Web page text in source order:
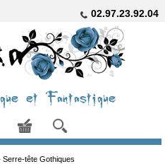
02.97.23.92.04
et Fantastique
Serre-tête Gothiques